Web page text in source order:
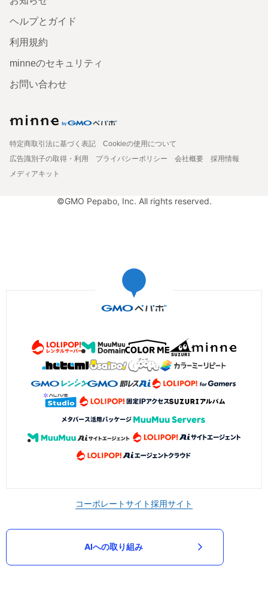
ヘルプとガイド
利用規約
minneのセキュリティ
お問い合わせ
特定商取引法に基づく表記
Cookieの使用について
広告識別子の取得・利用
プライバシーポリシー 会社概要
採用情報
メディアキット
©GMO Pepabo, Inc. All rights reserved.
コーポレートサイト採用サイト
AIへの取り組み